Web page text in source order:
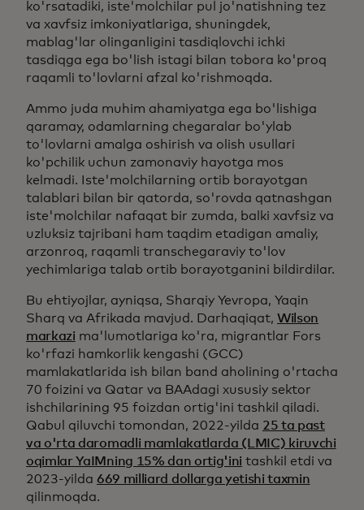
ko'rsatadiki, iste'molchilar pul jo'natishning tez
va xavfsiz imkoniyatlariga, shuningdek,
mablag'lar olinganligini tasdiqlovchi ichki
tasdiqga ega bo'lish istagi bilan tobora ko'proq
raqamli to'lovlarni afzal ko'rishmoqda.
Ammo juda muhim ahamiyatga ega bo'lishiga
qaramay, odamlarning chegaralar bo'ylab
to'lovlarni amalga oshirish va olish usullari
ko'pchilik uchun zamonaviy hayotga mos
kelmadi. Iste'molchilarning ortib borayotgan
talablari bilan bir qatorda, so'rovda qatnashgan
iste'molchilar nafaqat bir zumda, balki xavfsiz va
uzluksiz tajribani ham taqdim etadigan amaliy,
arzonroq, raqamli transchegaraviy to'lov
yechimlariga talab ortib borayotganini bildirdilar.
Bu ehtiyojlar, ayniqsa, Sharqiy Yevropa, Yaqin
Sharq va Afrikada mavjud. Darhaqiqat, Wilson
markazi ma'lumotlariga ko'ra, migrantlar Fors
ko'rfazi hamkorlik kengashi (GCC)
mamlakatlarida ish bilan band aholining o'rtacha
70 foizini va Qatar va BAAdagi xususiy sektor
ishchilarining 95 foizdan ortig'ini tashkil qiladi.
Qabul qiluvchi tomondan, 2022-yilda 25 ta past
va o'rta daromadli mamlakatlarda (LMIC) kiruvchi
oqimlar YaIMning 15% dan ortig'ini tashkil etdi va
2023-yilda 669 milliard dollarga yetishi taxmin
qilinmoqda.